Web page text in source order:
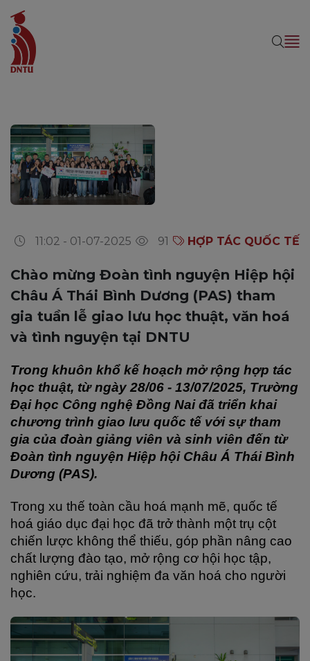
11:02 - 01-07-2025 91 HỢP TÁC QUỐC TẾ
Chào mừng Đoàn tình nguyện Hiệp hội
Châu Á Thái Bình Dương (PAS) tham
gia tuần lễ giao lưu học thuật, văn hoá
và tình nguyện tại DNTU
Trong khuôn khổ kế hoạch mở rộng hợp tác
học thuật, từ ngày 28/06 - 13/07/2025, Trường
Đại học Công nghệ Đồng Nai đã triển khai
chương trình giao lưu quốc tế với sự tham
gia của đoàn giảng viên và sinh viên đến từ
Đoàn tình nguyện Hiệp hội Châu Á Thái Bình
Dương (PAS).
Trong xu thế toàn cầu hoá mạnh mẽ, quốc tế
hoá giáo dục đại học đã trở thành một trụ cột
chiến lược không thể thiếu, góp phần nâng cao
chất lượng đào tạo, mở rộng cơ hội học tập,
nghiên cứu, trải nghiệm đa văn hoá cho người
học.